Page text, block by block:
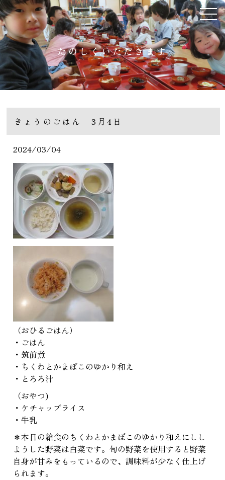
たのしくいただきます
きょうのごはん 3月4日
2024/03/04
（おひるごはん）
・ごはん
・筑前煮
・ちくわとかまぼこのゆかり和え
・とろろ汁
（おやつ)
・ケチャップライス
・牛乳
＊本日の給食のちくわとかまぼこのゆかり和えにしし
ようした野菜は白菜です。旬の野菜を使用すると野菜
自身が甘みをもっているので、調味料が少なく仕上げ
られます。